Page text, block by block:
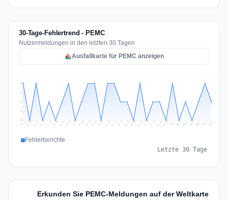
30-Tage-Fehlertrend - PEMC
Nutzermeldungen in den letzten 30 Tagen
Ausfallkarte für PEMC anzeigen
1
1
2
2
Jul 9 Jul 10 Jul 11 Jul 12 Jul 13 Jul 14 Jul 15 Jul 16 Jul 17 Jul 18 Jul 19 Jul 20 Jul 21 Jul 22 Jul 23 Jul 24 Jul 25 Jul 26 Jul 27 Jul 28 Jul 29 Jul 30 Jul 31 Aug 1 Aug 2 Aug 3 Aug 4 Aug 5 Aug 6 Aug 7
Fehlerberichte
Letzte 30 Tage
Erkunden Sie PEMC-Meldungen auf der Weltkarte